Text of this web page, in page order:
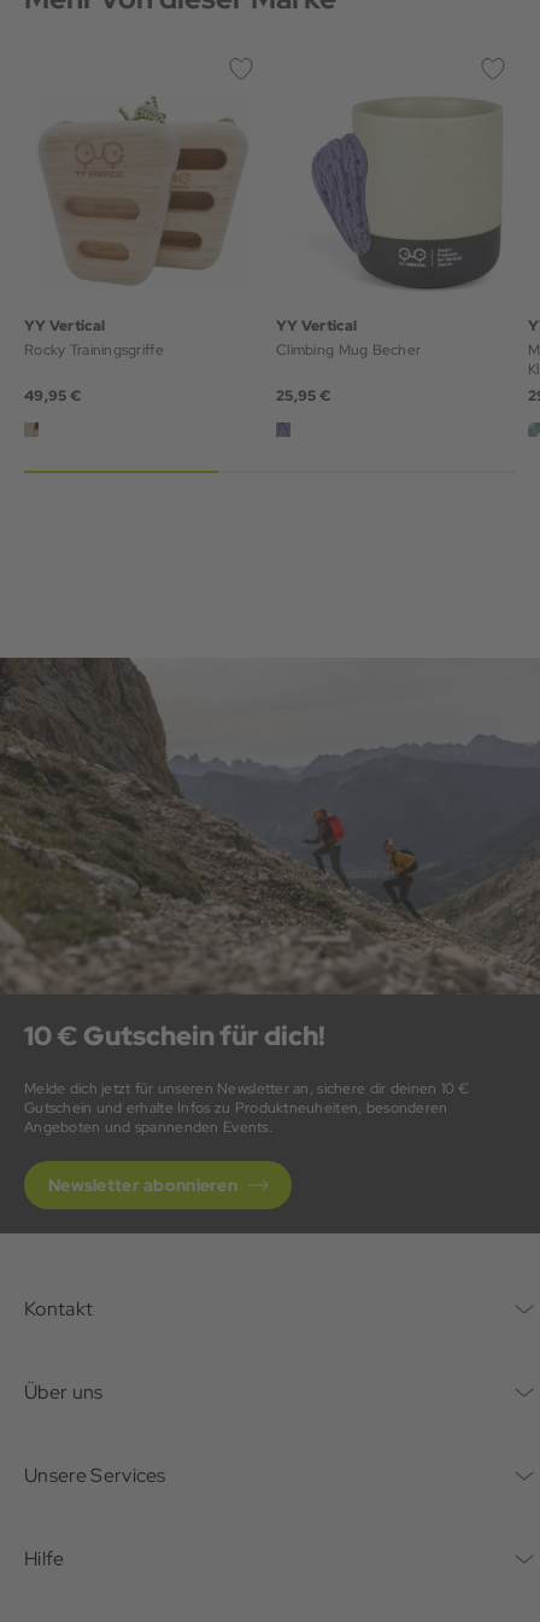
YY Vertical
Rocky Trainingsgriffe
49,95 €
YY Vertical
Climbing Mug Becher
25,95 €
10 € Gutschein für dich!
Melde dich jetzt für unseren Newsletter an, sichere dir deinen 10 €
Gutschein und erhalte Infos zu Produktneuheiten, besonderen
Angeboten und spannenden Events.
Newsletter abonnieren
Kontakt
Über uns
Karriere
Unsere Services
Hilfe